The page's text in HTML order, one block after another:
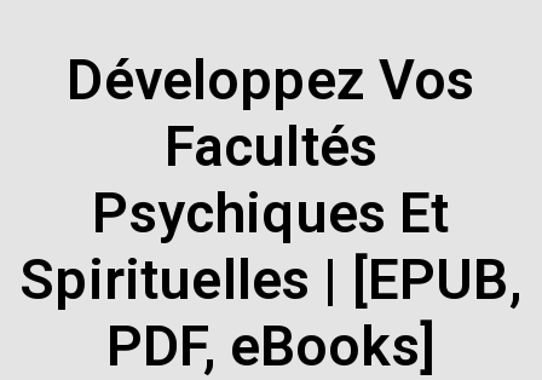
Développez Vos
Facultés
Psychiques Et
Spirituelles | [EPUB,
PDF, eBooks]